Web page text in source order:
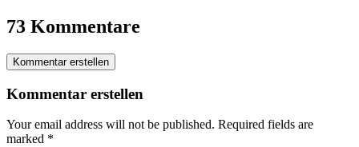
73 Kommentare
Kommentar erstellen
Kommentar erstellen
Your email address will not be published. Required fields are
marked *